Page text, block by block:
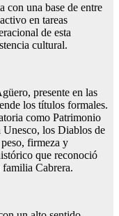
con una base de entre
en tareas
de esta
cultural.
presente en las
los títulos formales.
como Patrimonio
los Diablos de
firmeza y
que reconoció
Cabrera.